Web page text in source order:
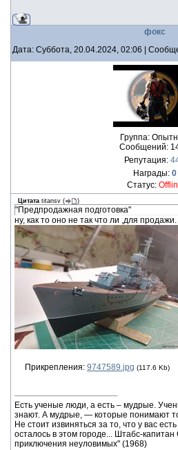
фокс
Дата: Суббота, 20.04.2024, 02:06 |
Группа:
Сообщений:
Репутация:
Награды: 0
Статус:
Цитата titansv ( )
"Предпродажная подготовка"
ну, как то оно не так что ли ,для продажи.
Прикрепления: 9747589.jpg (117.6 Kb)
Есть ученые люди, а есть – мудрые.
знают. А мудрые, — которые понимают
Не стоит извиняться за то, что у вас
осталось в этом городе... Штабс-
приключения неуловимых" (1968)